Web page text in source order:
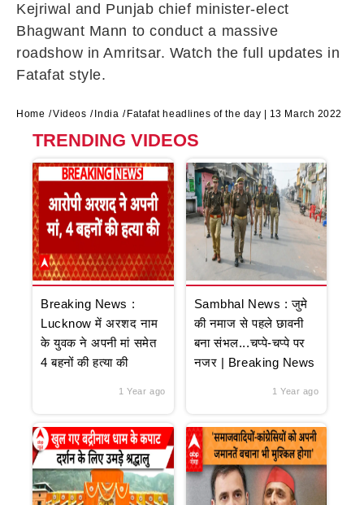
Kejriwal and Punjab chief minister-elect
Bhagwant Mann to conduct a massive
roadshow in Amritsar. Watch the full updates in
Fatafat style.
Home Videos India Fatafat headlines of the day | 13 March 2022
TRENDING VIDEOS
Breaking News :
Lucknow में अरशद नाम
के युवक ने अपनी मां समेत
4 बहनों की हत्या की
1 Year ago
Sambhal News : जुमे
की नमाज से पहले छावनी
बना संभल...चप्पे-चप्पे पर
नजर | Breaking News
1 Year ago